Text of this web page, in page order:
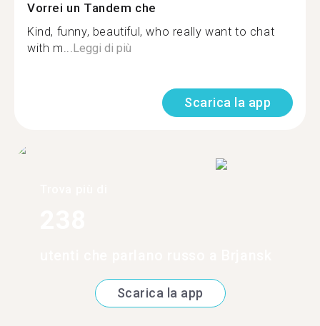
Vorrei un Tandem che
Kind, funny, beautiful, who really want to chat
with m...Leggi di più
Scarica la app
Scarica la app